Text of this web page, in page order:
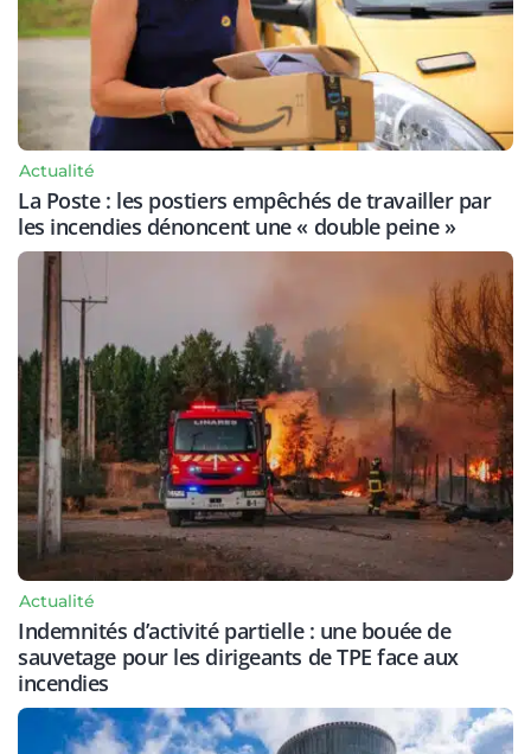
Actualité
La Poste : les postiers empêchés de travailler par
les incendies dénoncent une « double peine »
Actualité
Indemnités d’activité partielle : une bouée de
sauvetage pour les dirigeants de TPE face aux
incendies